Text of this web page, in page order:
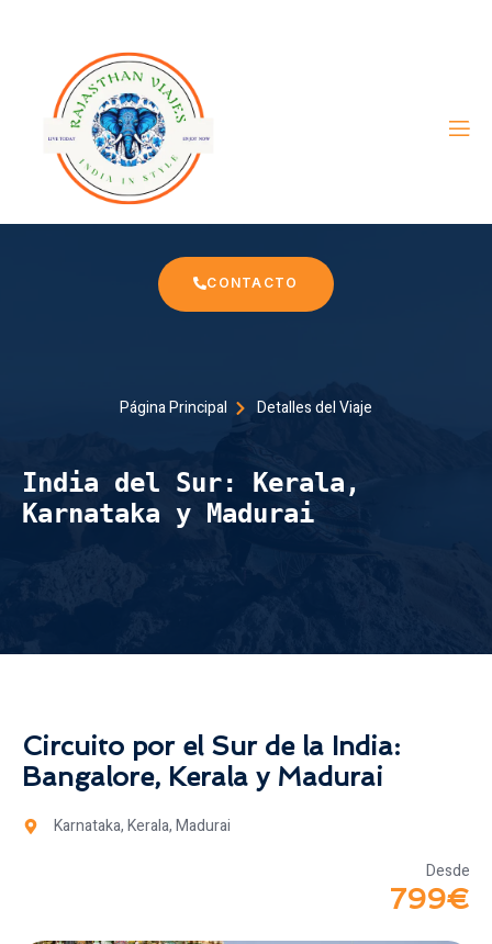
CONTACTO
Página Principal Detalles del Viaje
India del Sur: Kerala,
Karnataka y Madurai
Circuito por el Sur de la India:
Bangalore, Kerala y Madurai
Karnataka, Kerala, Madurai
Desde
799€